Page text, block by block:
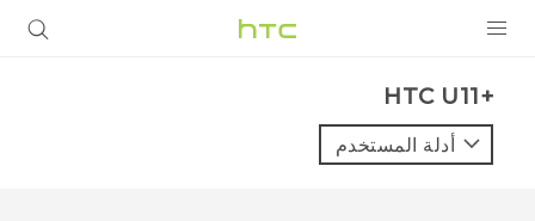
VIVE
HTC U11+‎
أدلة المستخدم